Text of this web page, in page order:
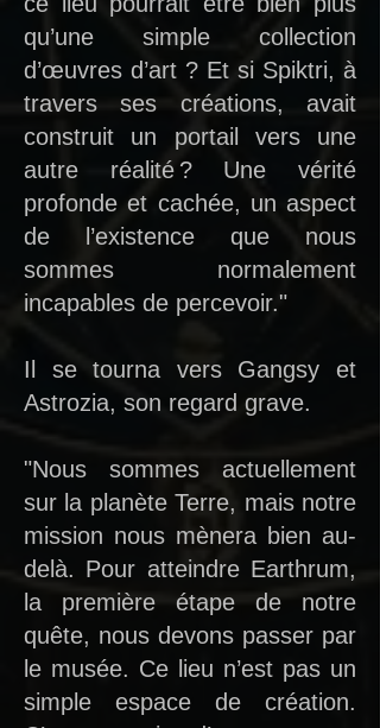
qu’une simple collection
d’œuvres d’art ? Et si Spiktri, à
travers ses créations, avait
construit un portail vers une
autre réalité ? Une vérité
profonde et cachée, un aspect
de l’existence que nous
sommes normalement
incapables de percevoir."
Il se tourna vers Gangsy et
Astrozia, son regard grave.
"Nous sommes actuellement
sur la planète Terre, mais notre
mission nous mènera bien au-
delà. Pour atteindre Earthrum,
la première étape de notre
quête, nous devons passer par
le musée. Ce lieu n’est pas un
simple espace de création.